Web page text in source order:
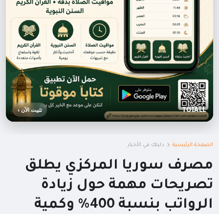
TOIALL تثبيت الآن ›
الصفحة الرئيسية دليلك في الأخبار
مصرف سوريا المركزي يطلق
تصريحات مهمة حول زيادة
الرواتب بنسبة 400% وكمية